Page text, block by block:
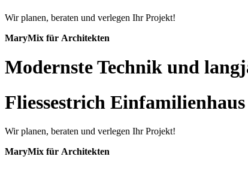
Wir planen, beraten und verlegen Ihr Projekt!
MaryMix für Architekten
Modernste Technik und
Fliessestrich Einfamilienhaus
Wir planen, beraten und verlegen Ihr Projekt!
MaryMix für Architekten